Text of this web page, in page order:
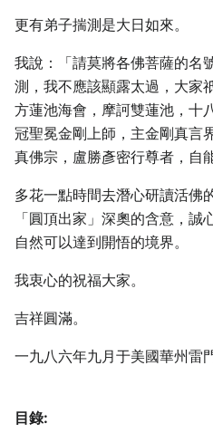
更有弟子揣測是大日如來。
我說：「請莫將各佛菩薩的名
測，我不應該顯露太過，大家
方蓮池海會，摩訶雙蓮池，十
冠聖冕金剛上師，主金剛真言
真佛宗，盧勝彥密行尊者，自
多花一點時間去潛心研讀活佛
「圓頂出家」深奧的含意，誠
自然可以達到開悟的境界。
我衷心的祝福大家。
吉祥圓滿。
一九八六年九月于美國華州雷
目錄: